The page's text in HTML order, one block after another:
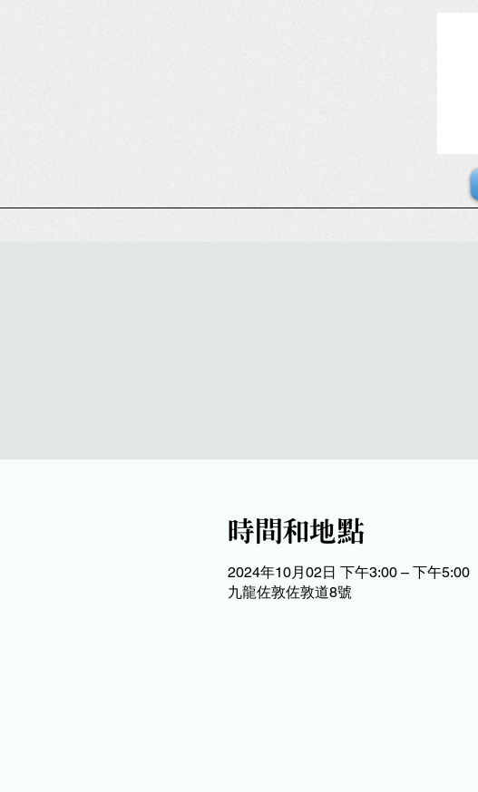
時間和地點
2024年10月02日 下午3:00 – 下午5:00
九龍佐敦佐敦道8號